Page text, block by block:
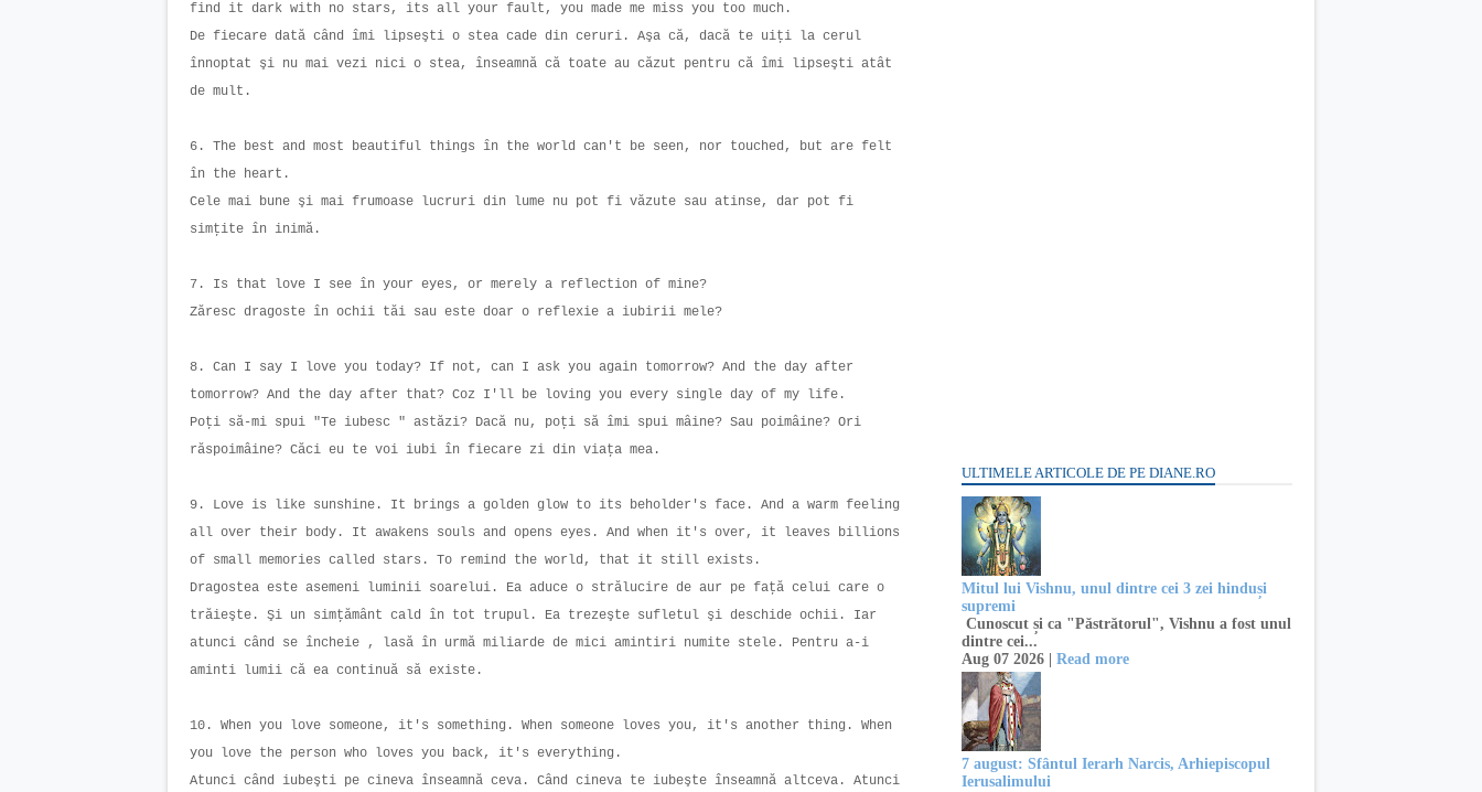
find it dark with no stars, its all your fault, you made me miss you too much.
De fiecare dată când îmi lipseşti o stea cade din ceruri. Aşa că, dacă te uiţi la cerul
înnoptat şi nu mai vezi nici o stea, înseamnă că toate au căzut pentru că îmi lipseşti atât
de mult.
6. The best and most beautiful things în the world can't be seen, nor touched, but are felt
în the heart.
Cele mai bune şi mai frumoase lucruri din lume nu pot fi văzute sau atinse, dar pot fi
simţite în inimă.
7. Is that love I see în your eyes, or merely a reflection of mine?
Zăresc dragoste în ochii tăi sau este doar o reflexie a iubirii mele?
8. Can I say I love you today? If not, can I ask you again tomorrow? And the day after
tomorrow? And the day after that? Coz I'll be loving you every single day of my life.
Poţi să-mi spui "Te iubesc " astăzi? Dacă nu, poţi să îmi spui mâine? Sau poimâine? Ori
răspoimâine? Căci eu te voi iubi în fiecare zi din viaţa mea.
9. Love is like sunshine. It brings a golden glow to its beholder's face. And a warm feeling
all over their body. It awakens souls and opens eyes. And when it's over, it leaves billions
of small memories called stars. To remind the world, that it still exists.
Dragostea este asemeni luminii soarelui. Ea aduce o strălucire de aur pe faţă celui care o
trăieşte. Şi un simţământ cald în tot trupul. Ea trezeşte sufletul şi deschide ochii. Iar
atunci când se încheie , lasă în urmă miliarde de mici amintiri numite stele. Pentru a-i
aminti lumii că ea continuă să existe.
10. When you love someone, it's something. When someone loves you, it's another thing. When
you love the person who loves you back, it's everything.
Atunci când iubeşti pe cineva înseamnă ceva. Când cineva te iubeşte înseamnă altceva. Atunci
ULTIMELE ARTICOLE DE PE DIANE.RO
Mitul lui Vishnu, unul dintre cei 3 zei hinduși
supremi
Cunoscut și ca "Păstrătorul", Vishnu a fost unul
dintre cei...
Aug 07 2026 | Read more
7 august: Sfântul Ierarh Narcis, Arhiepiscopul
Ierusalimului